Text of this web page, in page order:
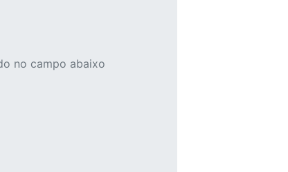
no campo abaixo